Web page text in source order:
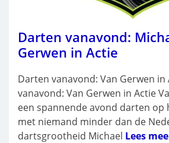
Darten vanavond:
Gerwen in Actie
Darten vanavond: Van Gerwen in
vanavond: Van Gerwen in Actie
een spannende avond darten op
met niemand minder dan de
dartsgrootheid Michael Lees